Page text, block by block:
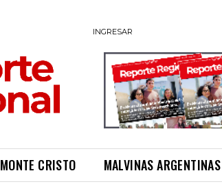
INGRESAR
MONTE CRISTO MALVINAS ARGENTINAS